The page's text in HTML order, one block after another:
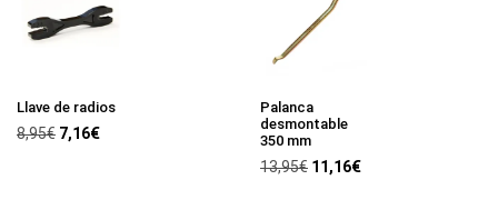
Llave de radios
8,95€ 7,16€
Palanca
desmontable
350 mm
13,95€ 11,16€